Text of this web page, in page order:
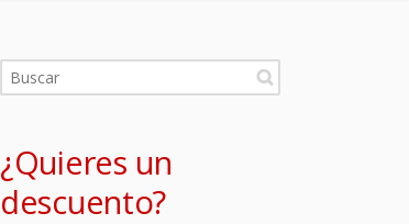
¿Quieres un
descuento?